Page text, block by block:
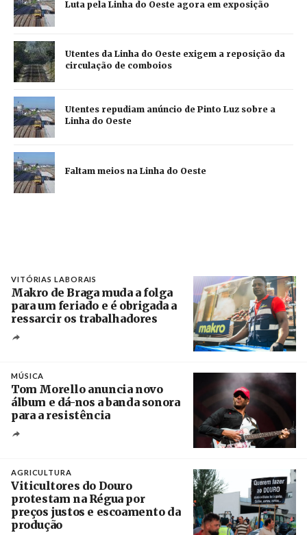
Luta pela Linha do Oeste agora em exposição
Utentes da Linha do Oeste exigem a reposição da
circulação de comboios
Utentes repudiam anúncio de Pinto Luz sobre a
Linha do Oeste
Faltam meios na Linha do Oeste
VITÓRIAS LABORAIS
Makro de Braga muda a folga
para um feriado e é obrigada a
ressarcir os trabalhadores
MÚSICA
Tom Morello anuncia novo
álbum e dá-nos a banda sonora
para a resistência
AGRICULTURA
Viticultores do Douro
protestam na Régua por
preços justos e escoamento da
produção